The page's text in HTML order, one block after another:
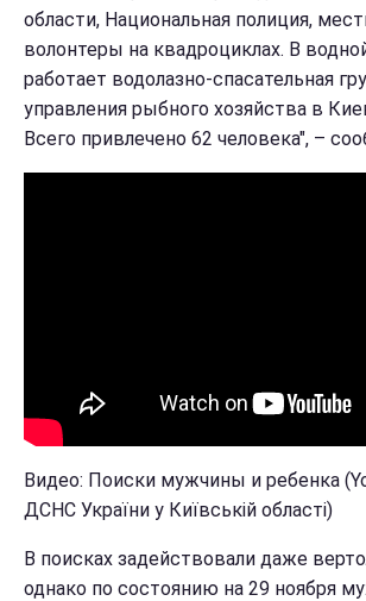
области, Национальная полиция,
волонтеры на квадроциклах. В
работает водолазно-спасательная
управления рыбного хозяйства в
Всего привлечено 62 человека", –
Видео: Поиски мужчины и ребенка
ДСНС України у Київській області)
В поисках задействовали даже
однако по состоянию на 29 ноября